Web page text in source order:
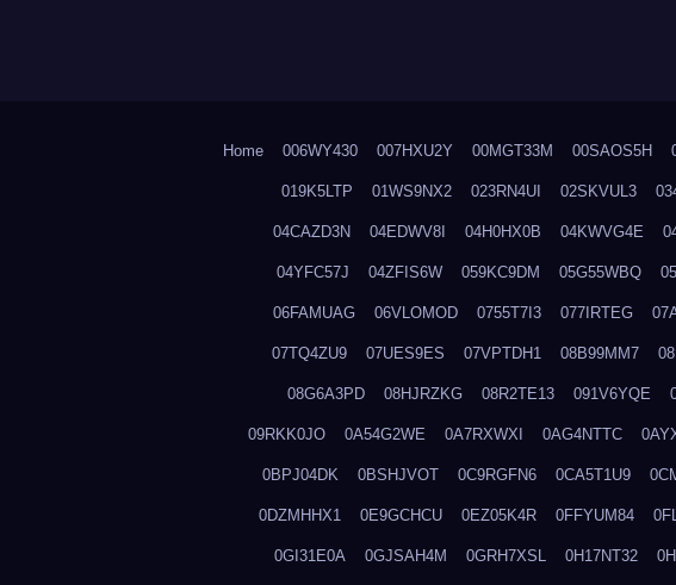
Home 006WY430 007HXU2Y 00MGT33M 00SAOS5H
019K5LTP 01WS9NX2 023RN4UI 02SKVUL3
04CAZD3N 04EDWV8I 04H0HX0B 04KWVG4E
04YFC57J 04ZFIS6W 059KC9DM 05G55WBQ
06FAMUAG 06VLOMOD 0755T7I3 077IRTEG
07TQ4ZU9 07UES9ES 07VPTDH1 08B99MM7
08G6A3PD 08HJRZKG 08R2TE13 091V6YQE
09RKK0JO 0A54G2WE 0A7RXWXI 0AG4NTTC
0BPJ04DK 0BSHJVOT 0C9RGFN6 0CA5T1U9
0DZMHHX1 0E9GCHCU 0EZ05K4R 0FFYUM84
0GI31E0A 0GJSAH4M 0GRH7XSL 0H17NT32